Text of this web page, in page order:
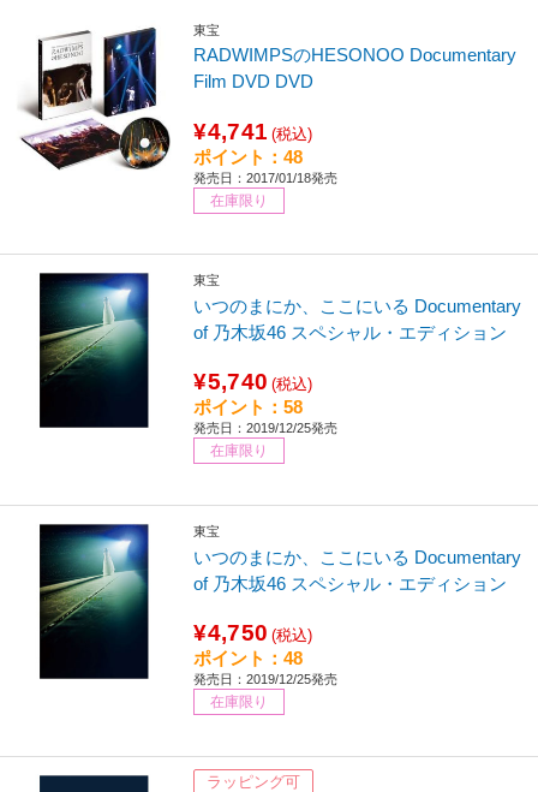
東宝
RADWIMPSのHESONOO Documentary
Film DVD DVD
¥4,741 (税込)
ポイント：48
発売日：2017/01/18発売
在庫限り
東宝
いつのまにか、ここにいる Documentary
of 乃木坂46 スペシャル・エディション
¥5,740 (税込)
ポイント：58
発売日：2019/12/25発売
在庫限り
東宝
いつのまにか、ここにいる Documentary
of 乃木坂46 スペシャル・エディション
¥4,750 (税込)
ポイント：48
発売日：2019/12/25発売
在庫限り
ラッピング可